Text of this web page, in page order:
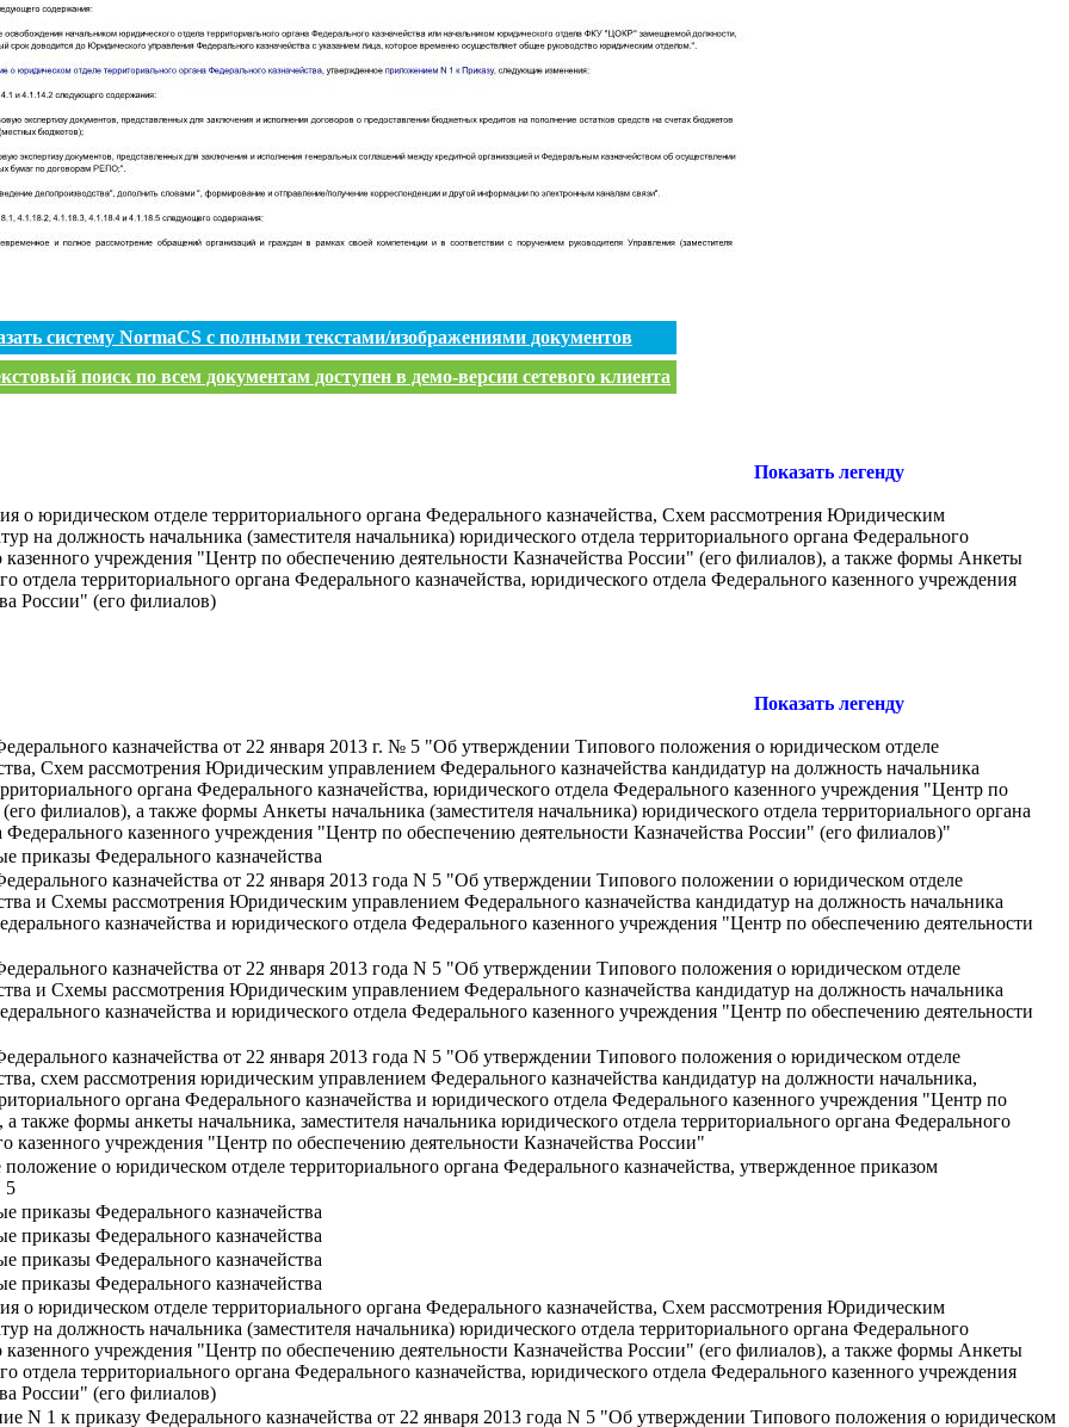
систему NormaCS с полными текстами/изображениями документов
поиск по всем документам доступен в демо-версии сетевого клиента
Показать легенду
юридическом отделе территориального органа Федерального казначейства, Схем рассмотрения Юридическим
на должность начальника (заместителя начальника) юридического отдела территориального органа Федерального
казенного учреждения "Центр по обеспечению деятельности Казначейства России" (его филиалов), а также формы Анкеты
отдела территориального органа Федерального казначейства, юридического отдела Федерального казенного учреждения
России" (его филиалов)
Показать легенду
казначейства от 22 января 2013 г. № 5 "Об утверждении Типового положения о юридическом отделе
Схем рассмотрения Юридическим управлением Федерального казначейства кандидатур на должность начальника
органа Федерального казначейства, юридического отдела Федерального казенного учреждения "Центр по
филиалов), а также формы Анкеты начальника (заместителя начальника) юридического отдела территориального органа
Федерального казенного учреждения "Центр по обеспечению деятельности Казначейства России" (его филиалов)"
приказы Федерального казначейства
казначейства от 22 января 2013 года N 5 "Об утверждении Типового положении о юридическом отделе
и Схемы рассмотрения Юридическим управлением Федерального казначейства кандидатур на должность начальника
казначейства и юридического отдела Федерального казенного учреждения "Центр по обеспечению деятельности
казначейства от 22 января 2013 года N 5 "Об утверждении Типового положения о юридическом отделе
и Схемы рассмотрения Юридическим управлением Федерального казначейства кандидатур на должность начальника
казначейства и юридического отдела Федерального казенного учреждения "Центр по обеспечению деятельности
казначейства от 22 января 2013 года N 5 "Об утверждении Типового положения о юридическом отделе
схем рассмотрения юридическим управлением Федерального казначейства кандидатур на должности начальника,
органа Федерального казначейства и юридического отдела Федерального казенного учреждения "Центр по
также формы анкеты начальника, заместителя начальника юридического отдела территориального органа Федерального
казенного учреждения "Центр по обеспечению деятельности Казначейства России"
о юридическом отделе территориального органа Федерального казначейства, утвержденное приказом
5
приказы Федерального казначейства
приказы Федерального казначейства
приказы Федерального казначейства
приказы Федерального казначейства
юридическом отделе территориального органа Федерального казначейства, Схем рассмотрения Юридическим
на должность начальника (заместителя начальника) юридического отдела территориального органа Федерального
казенного учреждения "Центр по обеспечению деятельности Казначейства России" (его филиалов), а также формы Анкеты
отдела территориального органа Федерального казначейства, юридического отдела Федерального казенного учреждения
России" (его филиалов)
N 1 к приказу Федерального казначейства от 22 января 2013 года N 5 "Об утверждении Типового положения о юридическом